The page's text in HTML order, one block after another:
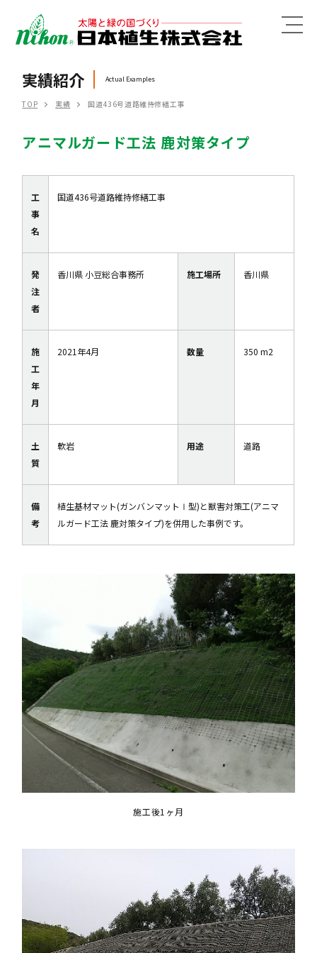
MENU
実績紹介 Actual Examples
TOP 実績 国道436号道路維持修繕工事
アニマルガード工法 鹿対策タイプ
工
事
名
国道436号道路維持修繕工事
発
注
者
香川県 小豆総合事務所 施工場所 香川県
施
工
年
月
2021年4月 数量 350 m2
土
質
軟岩 用途 道路
備
考
植生基材マット(ガンバンマットⅠ型)と獣害対策工(アニマ
ルガード工法 鹿対策タイプ)を併用した事例です。
施工後1ヶ月